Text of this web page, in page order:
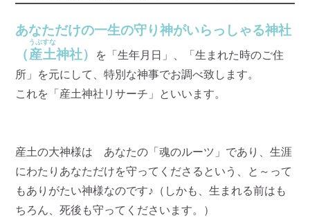
あなただけの一生の守り神がいらっしゃる神社
（産土
うぶすな
神社）
を「生年月日」、「生まれた時のご住
所」を元にして、特別な神事でお調べ致します。
これを「産土神社リサーチ」といいます。
産土の大神様は あなたの「魂のルーツ」であり、生涯
にわたりあなただけを守ってくださるという、と～って
もありがたい神様なのです♪（しかも、生まれる前はも
ちろん、死後も守ってくださいます。）